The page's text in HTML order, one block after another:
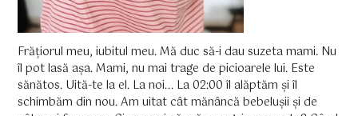
Frățiorul meu, iubitul meu. Mă duc să-i dau suzeta mami. Nu
îl pot lasă așa. Mami, nu mai trage de picioarele lui. Este
sănătos. Uită-te la el. La noi... La 02:00 îl alăptăm și îl
schimbăm din nou. Am uitat cât mănâncă bebelușii și de